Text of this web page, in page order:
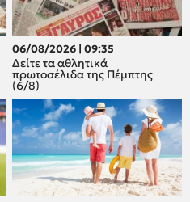
06/08/2026 | 09:35
Δείτε τα αθλητικά
πρωτοσέλιδα της Πέμπτης
(6/8)